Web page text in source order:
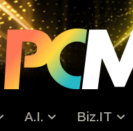
A.I. Biz.IT